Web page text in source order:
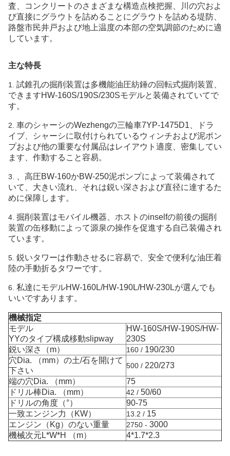
査、コンクリートのさまざまな構造点検把握、川の穴およ
び直接にグラウトを詰めることにグラウトを詰める堤防、
路盤市民井戸および地上温度の本部の空気調節のために適
しています。
主な特長
1. 試錐孔の掘削装置は多機能油圧紡錘の回転式掘削装置、
できますHW-160S/190S/230Sモデルと装備されていてで
す。
2. 車のシャーシのWezhengの三輪車7YP-1475D1、ドラ
イブ、シャーシに取付けられているウィンチおよび泥ポン
プおよび他の重要な付属品はレイアウト適度、密集してい
ます、作動すること容易。
3.
、高圧BW-160かBW-250泥ポンプによって装備されて
いて、大きい流れ、それは鋭い深さおよび直径に達するた
めに保障します。
4. 掘削装置はモバイル機器、ホストのinselfの前後の掘削
装置の缶移動によって源泉の操作を促進する自己装備され
ています。
5. 鋭いタワーは作動させるに容易で、安全で便利な油圧着
陸の手動折るタワーです。
6. 私達にモデルHW-160L/HW-190L/HW-230Lが選んでも
いいですあります。
機械指定
モデル
YYのタイプ構成移動slipway
HW-160S/HW-190S/HW-
230S
鋭い深さ（m）
160 / 190/230
穴Dia. （mm）の土/石を開けて
下さい
500 / 220/273
端の穴Dia. （mm）
75
ドリル棒Dia. （mm）
42 / 50/60
ドリルの角度（°）
90-75
一致エンジン力（KW）
13.2 / 15
エンジン（Kg）のない重量
2750 - 3000
機械次元L*W*H （m）
4*1.7*2.3